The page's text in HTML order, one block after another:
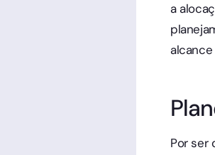
a
Por ser